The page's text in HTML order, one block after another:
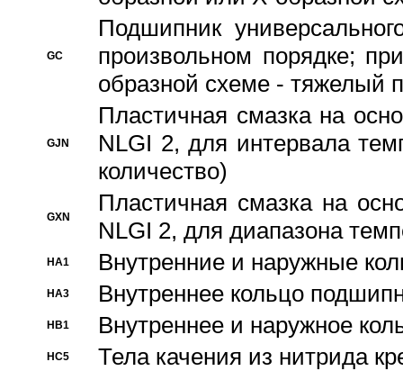
GC
Подшипник
произвольном порядке;
образной схеме - тяжелый
GJN
Пластичная смазка на
NLGI 2, для интервала
количество)
GXN
Пластичная смазка на
NLGI 2, для диапазона
HA1 Внутренние и наружные
HA3 Bнутреннее кольцо
HB1 Bнутреннее и наружное
HC5 Тела качения из нитрида